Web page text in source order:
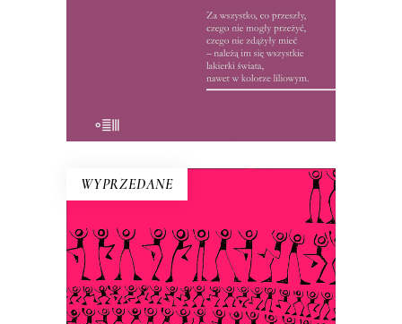
15.50zł
WYPRZEDANE
BAJKA O RAŠCE